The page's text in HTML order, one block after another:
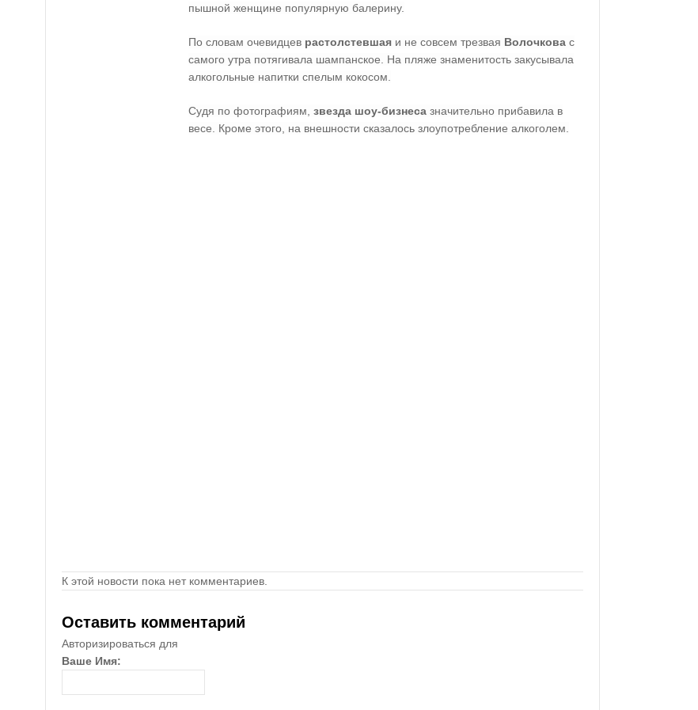
пышной женщине популярную балерину.
По словам очевидцев растолстевшая и не совсем трезвая Волочкова с
самого утра потягивала шампанское. На пляже знаменитость закусывала
алкогольные напитки спелым кокосом.
Судя по фотографиям, звезда шоу-бизнеса значительно прибавила в
весе. Кроме этого, на внешности сказалось злоупотребление алкоголем.
К этой новости пока нет комментариев.
Оставить комментарий
Авторизироваться для
Ваше Имя: